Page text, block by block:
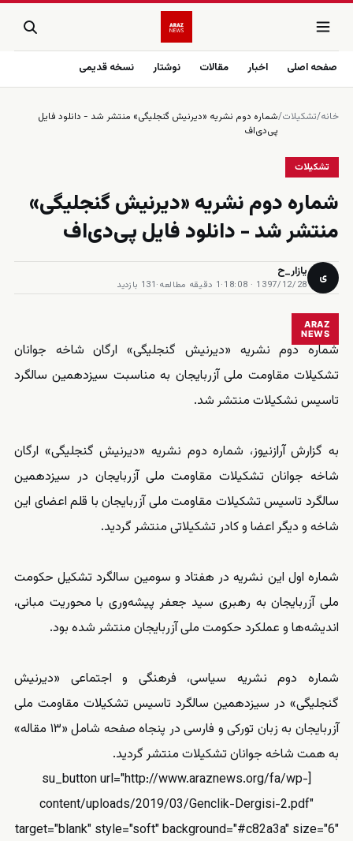
صفحه اصلی اخبار مقالات نوشتار نسخه قدیمی
خانه/تشکیلات/شماره دوم نشریه «دیرنیش گنجلیگی» منتشر شد - دانلود فایل
پی‌دی‌اف
تشکیلات
شماره دوم نشریه «دیرنیش گنجلیگی»
منتشر شد - دانلود فایل پی‌دی‌اف
ی یازار_ح
1397/12/28 · 18:08
·1 دقیقه مطالعه ·131 بازدید
ARAZ
NEWS
شماره دوم نشریه «دیرنیش گنجلیگی» ارگان شاخه جوانان
تشکیلات مقاومت ملی آزربایجان به مناسبت سیزدهمین سالگرد
تاسیس نشکیلات منتشر شد.
به گزارش آرازنیوز، شماره دوم نشریه «دیرنیش گنجلیگی» ارگان
شاخه جوانان تشکیلات مقاومت ملی آزربایجان در سیزدهمین
سالگرد تاسیس تشکیلات مقاومت ملی آزربایجان با قلم اعضای این
شاخه و دیگر اعضا و کادر تشکیلاتی منتشر گردید.
شماره اول این نشریهدر هفتاد و سومین سالگرد تشکیل حکومت
ملی آزربایجان به رهبری سید جعفر پیشه‌وری با محوریت مبانی،
اندیشه‌ها و عملکرد حکومت ملی آزربایجان منتشر شده بود.
شماره دوم نشریه سیاسی، فرهنگی و اجتماعی «دیرنیش
گنجلیگی» در سیزدهمین سالگرد تاسیس تشکیلات مقاومت ملی
آزربایجان به زبان تورکی و فارسی در پنجاه صفحه شامل «۱۳ مقاله»
به همت شاخه جوانان تشکیلات منتشر گردید.
[su_button url="http://www.araznews.org/fa/wp-
content/uploads/2019/03/Genclik-Dergisi-2.pdf"
target="blank" style="soft" background="#c82a3a" size="6"